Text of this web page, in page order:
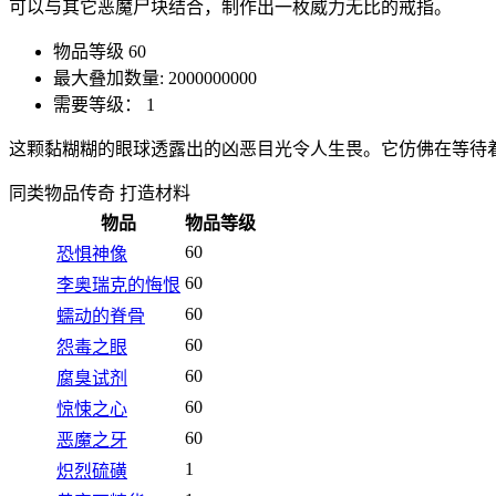
可以与其它恶魔尸块结合，制作出一枚威力无比的戒指。
物品等级 60
最大叠加数量: 2000000000
需要等级：
1
这颗黏糊糊的眼球透露出的凶恶目光令人生畏。它仿佛在等
同类物品传奇 打造材料
物品
物品等级
恐惧神像
60
李奥瑞克的悔恨 60
蠕动的脊骨
60
怨毒之眼
60
腐臭试剂
60
惊悚之心
60
恶魔之牙
60
炽烈硫磺
1